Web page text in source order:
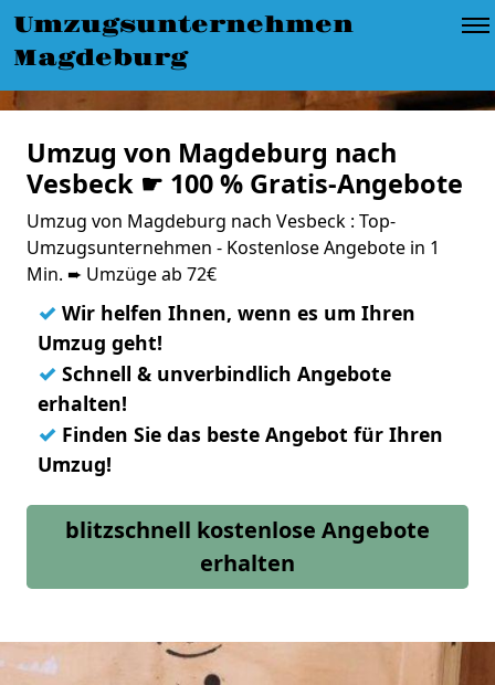
Umzugsunternehmen
Magdeburg
Umzug von Magdeburg nach
Vesbeck ☛ 100 % Gratis-Angebote
Umzug von Magdeburg nach Vesbeck : Top-
Umzugsunternehmen - Kostenlose Angebote in 1
Min. ➨ Umzüge ab 72€
✓ Wir helfen Ihnen, wenn es um Ihren
Umzug geht!
✓ Schnell & unverbindlich Angebote
erhalten!
✓ Finden Sie das beste Angebot für Ihren
Umzug!
blitzschnell kostenlose Angebote
erhalten